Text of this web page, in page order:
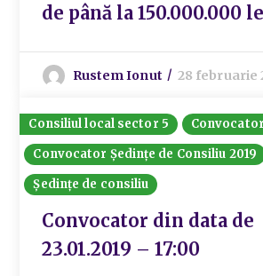
de până la 150.000.000
Rustem Ionut 28 februarie
Consiliul local sector 5
Convocator Ședințe de Consiliu 2019
Ședințe de consiliu
Convocator din data de
23.01.2019 – 17:00